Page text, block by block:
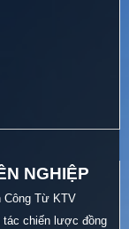
NGHIỆP
Công Từ KTV
tác chiến lược đồng